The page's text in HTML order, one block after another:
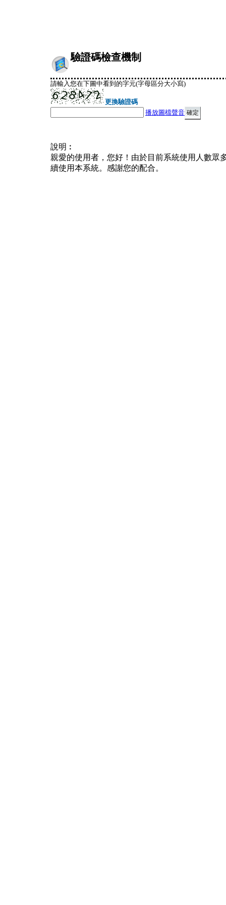
驗證碼檢查機制
請輸入您在下圖中看到的字元(字母區分大小寫)
更換驗證碼
播放圖檔聲音
說明︰
親愛的使用者，您好！由於目前系統使用人數眾
續使用本系統。感謝您的配合。